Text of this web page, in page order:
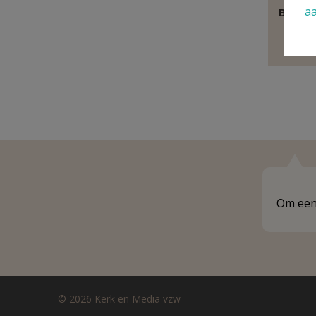
Om
© 2026 Kerk en Media vzw